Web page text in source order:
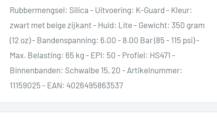
Rubbermengsel: Silica - Uitvoering: K-Guard - Kleur:
zwart met beige zijkant - Huid: Lite - Gewicht: 350 gram
(12 oz) - Bandenspanning: 6.00 - 8.00 Bar (85 - 115 psi) -
Max. Belasting: 65 kg - EPI: 50 - Profiel: HS471 -
Binnenbanden: Schwalbe 15, 20 - Artikelnummer:
11159025 - EAN: 4026495863537